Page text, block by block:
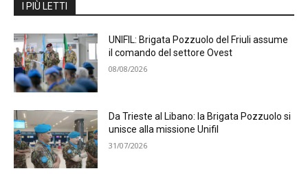
I PIÙ LETTI
UNIFIL: Brigata Pozzuolo del Friuli assume
il comando del settore Ovest
08/08/2026
Da Trieste al Libano: la Brigata Pozzuolo si
unisce alla missione Unifil
31/07/2026